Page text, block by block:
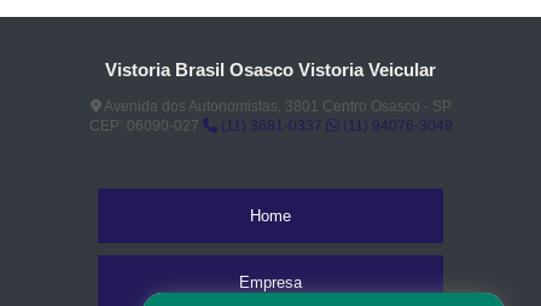
Vistoria Brasil Osasco Vistoria Veicular
Avenida dos Autonomistas, 3801 Centro Osasco - SP
CEP: 06090-027
(11) 3681-0337 (11) 94076-3049
Home
Empresa